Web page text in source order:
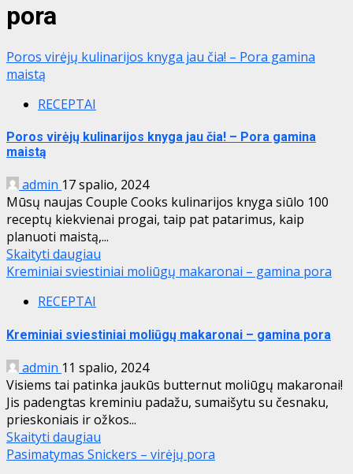
pora
Poros virėjų kulinarijos knyga jau čia! – Pora gamina
maistą
RECEPTAI
Poros virėjų kulinarijos knyga jau čia! – Pora gamina
maistą
admin 17 spalio, 2024
Mūsų naujas Couple Cooks kulinarijos knyga siūlo 100
receptų kiekvienai progai, taip pat patarimus, kaip
planuoti maistą,...
Skaityti daugiau
Kreminiai sviestiniai moliūgų makaronai – gamina pora
RECEPTAI
Kreminiai sviestiniai moliūgų makaronai – gamina pora
admin 11 spalio, 2024
Visiems tai patinka jaukūs butternut moliūgų makaronai!
Jis padengtas kreminiu padažu, sumaišytu su česnaku,
prieskoniais ir ožkos...
Skaityti daugiau
Pasimatymas Snickers – virėjų pora